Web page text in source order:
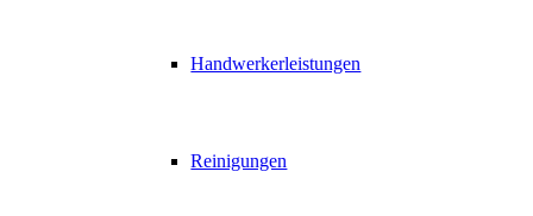
Handwerkerleistungen
Reinigungen